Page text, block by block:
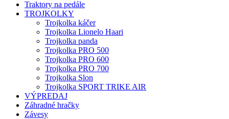
Traktory na pedále
TROJKOLKY
Trojkolka káčer
Trojkolka Lionelo Haari
Trojkolka panda
Trojkolka PRO 500
Trojkolka PRO 600
Trojkolka PRO 700
Trojkolka Slon
Trojkolka SPORT TRIKE AIR
VÝPREDAJ
Záhradné hračky
Závesy